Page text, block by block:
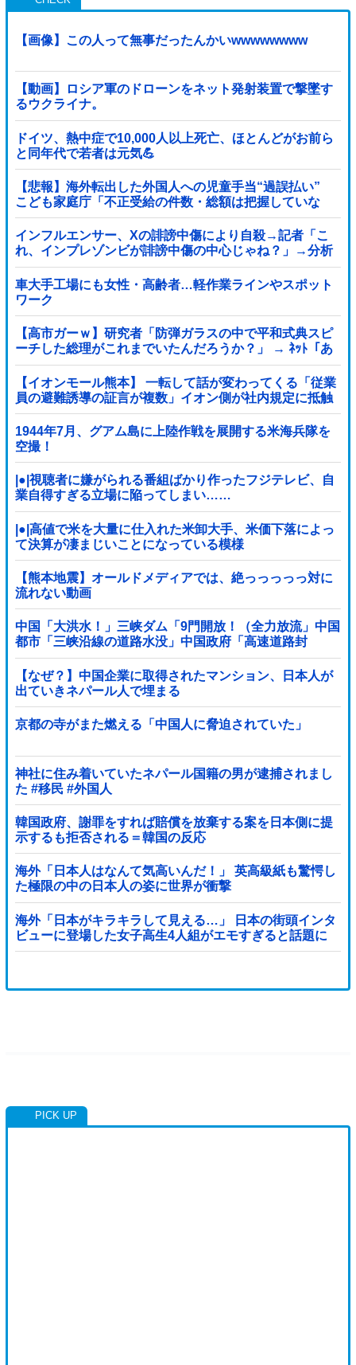
【画像】この人って無事だったんかいwwwwwwww
【動画】ロシア軍のドローンをネット発射装置で撃墜す
るウクライナ。
ドイツ、熱中症で10,000人以上死亡、ほとんどがお前ら
と同年代で若者は元気💪
【悲報】海外転出した外国人への児童手当“過誤払い”
こども家庭庁「不正受給の件数・総額は把握していな
い」
インフルエンサー、Xの誹謗中傷により自殺→記者「こ
れ、インプレゾンビが誹謗中傷の中心じゃね？」→分析
していくとヤバイ真実が浮かび上がる他
車大手工場にも女性・高齢者…軽作業ラインやスポット
ワーク
【高市ガーｗ】研究者「防弾ガラスの中で平和式典スピ
ーチした総理がこれまでいたんだろうか？」 → ﾈｯﾄ「あ
なたの応援してた石破前総理もしてましたよ？」ｗｗｗ
ｗｗ
【イオンモール熊本】 一転して話が変わってくる「従業
員の避難誘導の証言が複数」イオン側が社内規定に抵触
していた疑い
1944年7月、グアム島に上陸作戦を展開する米海兵隊を
空撮！
|●|視聴者に嫌がられる番組ばかり作ったフジテレビ、自
業自得すぎる立場に陥ってしまい……
|●|高値で米を大量に仕入れた米卸大手、米価下落によっ
て決算が凄まじいことになっている模様
【熊本地震】オールドメディアでは、絶っっっっっ対に
流れない動画
中国「大洪水！」三峡ダム「9門開放！（全力放流」中国
都市「三峡沿線の道路水没」中国政府「高速道路封
鎖！」中国ダム「緊急放流に合わせて開門（土砂崩...
【なぜ？】中国企業に取得されたマンション、日本人が
出ていきネパール人で埋まる
京都の寺がまた燃える「中国人に脅迫されていた」
神社に住み着いていたネパール国籍の男が逮捕されまし
た #移民 #外国人
韓国政府、謝罪をすれば賠償を放棄する案を日本側に提
示するも拒否される＝韓国の反応
海外「日本人はなんて気高いんだ！」 英高級紙も驚愕し
た極限の中の日本人の姿に世界が衝撃
海外「日本がキラキラして見える…」 日本の街頭インタ
ビューに登場した女子高生4人組がエモすぎると話題に